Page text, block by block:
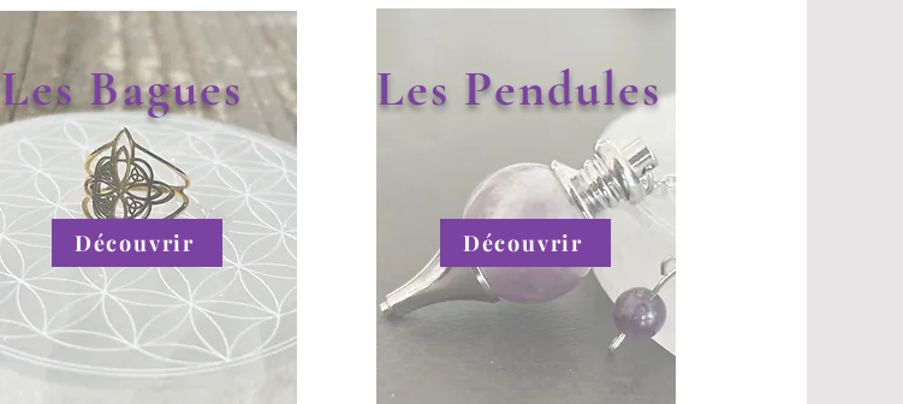
Les Bagues
Découvrir
Les Pendules
Découvrir